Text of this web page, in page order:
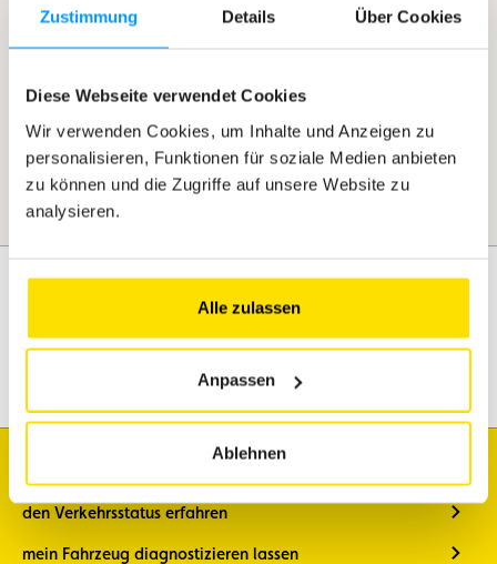
Zustimmung Details Über Cookies
Diese Webseite verwendet Cookies
Wir verwenden Cookies, um Inhalte und Anzeigen zu
personalisieren, Funktionen für soziale Medien anbieten
zu können und die Zugriffe auf unsere Website zu
analysieren.
Alle zulassen
Anpassen
Ablehnen
Assistenz Mobilität
Freizeitgestaltung
den Verkehrsstatus erfahren
mein Fahrzeug diagnostizieren lassen